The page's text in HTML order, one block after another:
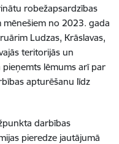
robežapsardzības
mēnešiem no 2023. gada
Ludzas, Krāslavas,
teritorijās un
lēmums arī par
apturēšanu līdz
darbības
pieredze jautājumā